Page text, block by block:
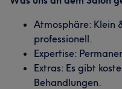
Atmosphäre: Klein
professionell.
Expertise:
Extras: Es gibt
Behandlungen.